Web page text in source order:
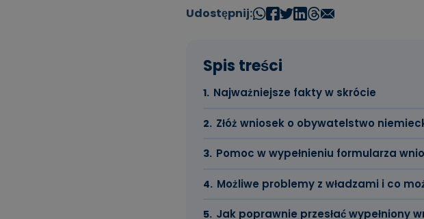
Udostępnij:
Spis treści
Najważniejsze fakty w skrócie
Złóż wniosek o obywatelstwo
Pomoc w wypełnieniu formularza
Możliwe problemy z władzami i co
Jak poprawnie przesłać wypełniony